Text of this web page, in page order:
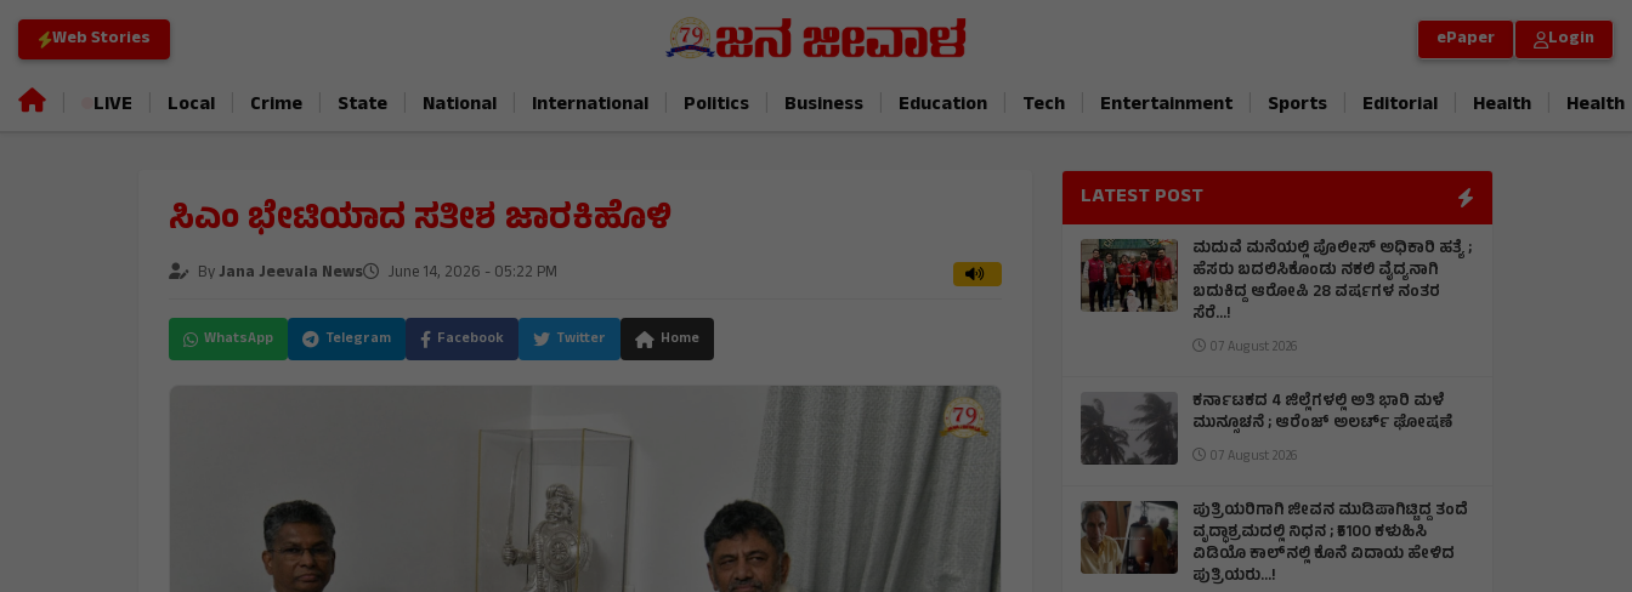
Web Stories ePaper Login
LIVE Local Crime State National International Politics Business Education Tech Entertainment Sports Editorial Health Health
ಸಿಎಂ ಭೇಟಿಯಾದ ಸತೀಶ ಜಾರಕಿಹೊಳಿ
ByJana Jeevala News June 14, 2026 - 05:22 PM
WhatsApp Telegram Facebook Twitter Home
LATEST POST
ಮದುವೆ ಮನೆಯಲ್ಲಿ ಪೊಲೀಸ್ ಅಧಿಕಾರಿ ಹತ್ಯೆ ;
ಹೆಸರು ಬದಲಿಸಿಕೊಂಡು ನಕಲಿ ವೈದ್ಯನಾಗಿ
ಬದುಕಿದ್ದ ಆರೋಪಿ 28 ವರ್ಷಗಳ ನಂತರ
ಸೆರೆ…!
07 August 2026
ಕರ್ನಾಟಕದ 4 ಜಿಲ್ಲೆಗಳಲ್ಲಿ ಅತಿ ಭಾರಿ ಮಳೆ
ಮುನ್ಸೂಚನೆ ; ಆರೆಂಜ್‌ ಅಲರ್ಟ್‌ ಘೋಷಣೆ
07 August 2026
ಪುತ್ರಿಯರಿಗಾಗಿ ಜೀವನ ಮುಡಿಪಾಗಿಟ್ಟಿದ್ದ ತಂದೆ
ವೃದ್ಧಾಶ್ರಮದಲ್ಲಿ ನಿಧನ ; ₹5100 ಕಳುಹಿಸಿ
ವಿಡಿಯೊ ಕಾಲ್‌ನಲ್ಲಿ ಕೊನೆ ವಿದಾಯ ಹೇಳಿದ
ಪುತ್ರಿಯರು...!